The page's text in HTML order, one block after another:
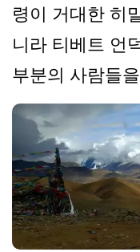
령이 거대한 히
니라 티베트 언
부분의 사람들